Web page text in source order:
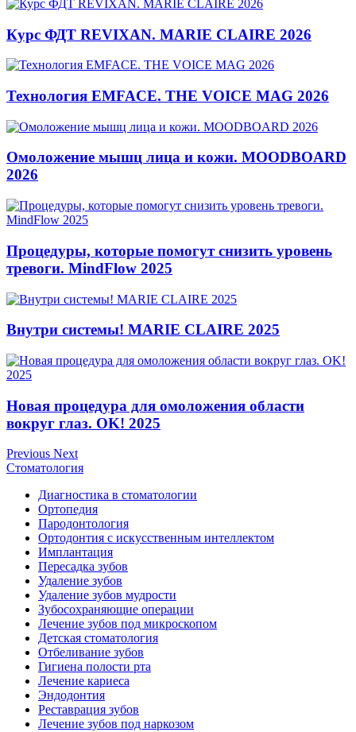
Курс ФДТ REVIXAN. MARIE CLAIRE 2026
Технология EMFACE. THE VOICE MAG 2026
Омоложение мышц лица и кожи. MOODBOARD
2026
Процедуры, которые помогут снизить уровень
тревоги. MindFlow 2025
Внутри системы! MARIE CLAIRE 2025
Новая процедура для омоложения области
вокруг глаз. OK! 2025
Previous Next
Стоматология
Диагностика в стоматологии
Ортопедия
Пародонтология
Ортодонтия с искусственным интеллектом
Имплантация
Пересадка зубов
Удаление зубов
Удаление зубов мудрости
Зубосохраняющие операции
Лечение зубов под микроскопом
Детская стоматология
Отбеливание зубов
Гигиена полости рта
Лечение кариеса
Эндодонтия
Реставрация зубов
Лечение зубов под наркозом